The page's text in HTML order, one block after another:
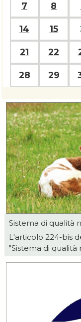
7 8
14 15
21 22
28 29
Sistema di qualità
L'articolo 224-bis
"Sistema di